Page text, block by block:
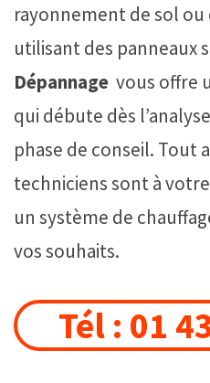
rayonnement de sol
utilisant des panneaux
Dépannage vous offre
qui débute dès
phase de conseil. Tout
techniciens sont à
un système de
vos souhaits.
Tél : 01